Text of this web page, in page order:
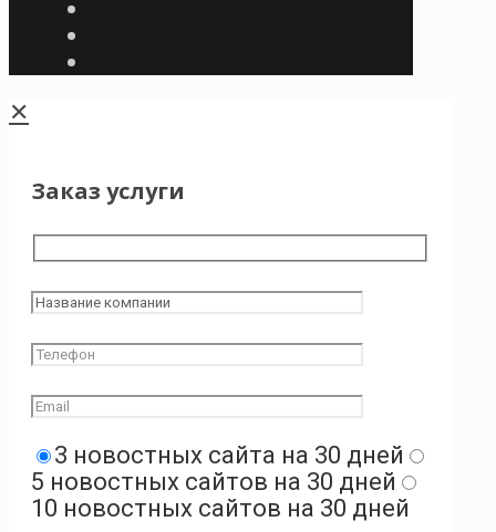
✕
Заказ услуги
3 новостных сайта на 30 дней
5 новостных сайтов на 30 дней
10 новостных сайтов на 30 дней